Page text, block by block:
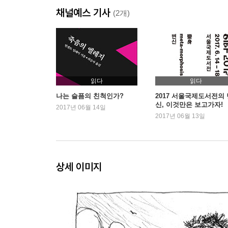
채널예스 기사 (2개)
읽다
나는 슬픔의 친척인가?
2017년 06월 14일
읽다
2017 서울국제도서전의
신, 이것만은 보고가자!
2017년 06월 13일
상세 이미지